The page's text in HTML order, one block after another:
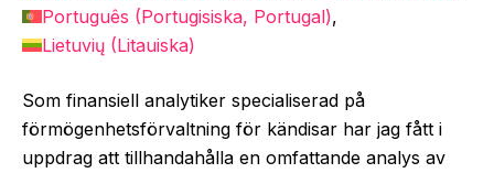
Português (Portugisiska, Portugal)
Lietuvių (Litauiska)
Som finansiell analytiker specialiserad på
förmögenhetsförvaltning för kändisar har jag fått i
uppdrag att tillhandahålla en omfattande analys av